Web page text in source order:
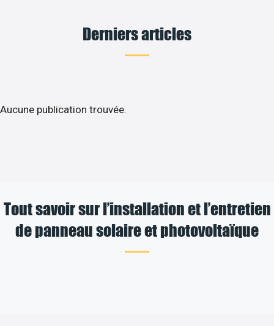
Derniers articles
Aucune publication trouvée.
Tout savoir sur l’installation et l’entretien
de panneau solaire et photovoltaïque